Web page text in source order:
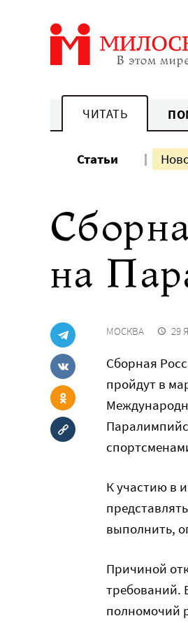
ЧИТАТЬ
Статьи
на
МОСКВА 29
Сборная
пройдут в
К участию в
выполнить,
Причиной
требований.
полномочий